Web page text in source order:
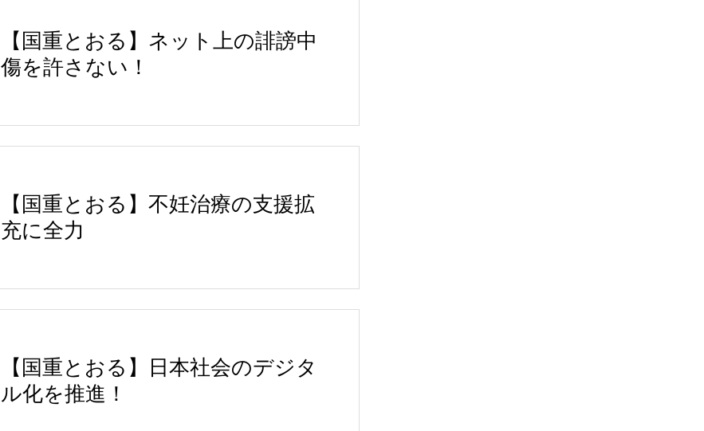
【国重とおる】ネット上の誹謗中
傷を許さない！
【国重とおる】不妊治療の支援拡
充に全力
【国重とおる】日本社会のデジタ
ル化を推進！